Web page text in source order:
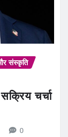
संस्कृति
चर्चा
0